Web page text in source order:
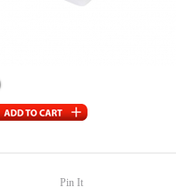
Pin It